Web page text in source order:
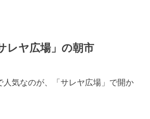
レヤ広場」の朝市
人気なのが、「サレヤ広場」で開か